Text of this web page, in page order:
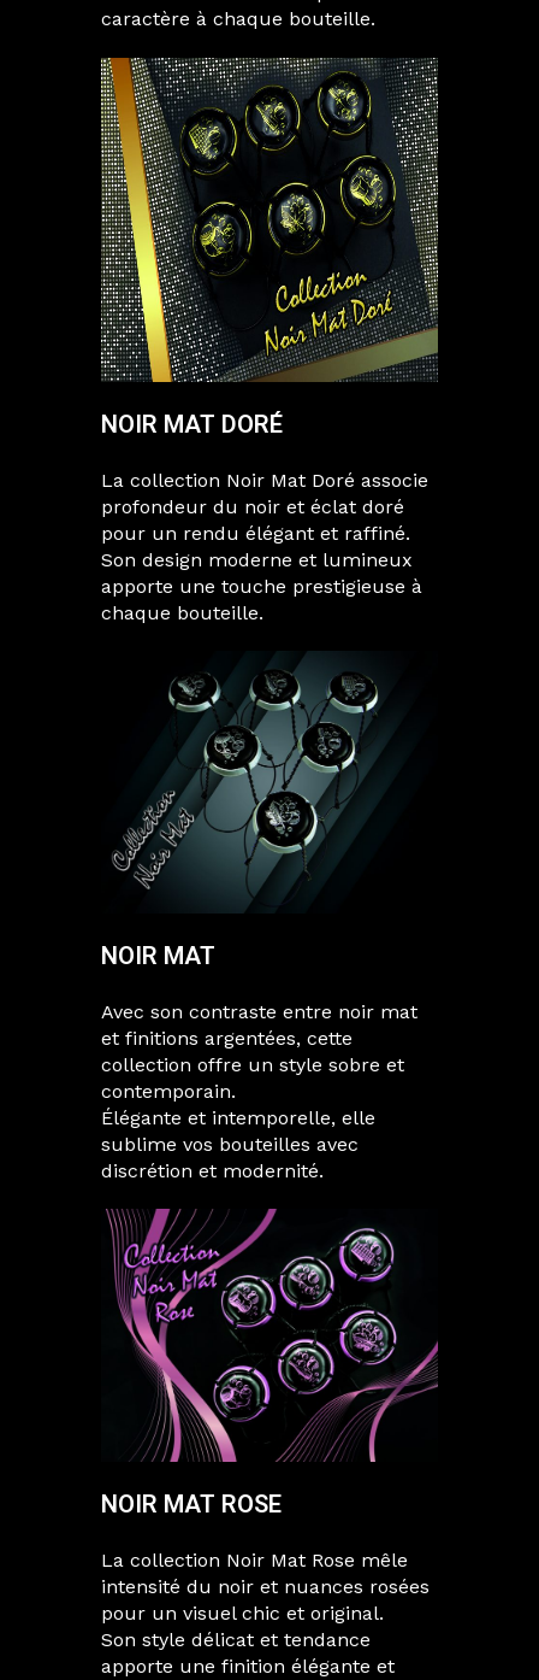
caractère à chaque bouteille.
NOIR MAT DORÉ
La collection Noir Mat Doré associe
profondeur du noir et éclat doré
pour un rendu élégant et raffiné.
Son design moderne et lumineux
apporte une touche prestigieuse à
chaque bouteille.
NOIR MAT
Avec son contraste entre noir mat
et finitions argentées, cette
collection offre un style sobre et
contemporain.
Élégante et intemporelle, elle
sublime vos bouteilles avec
discrétion et modernité.
NOIR MAT ROSE
La collection Noir Mat Rose mêle
intensité du noir et nuances rosées
pour un visuel chic et original.
Son style délicat et tendance
apporte une finition élégante et